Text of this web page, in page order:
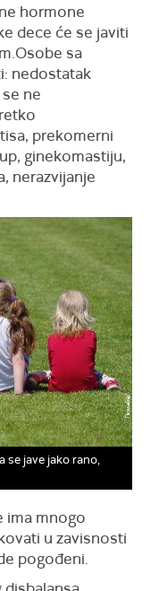
hormone
dece će se javiti
sa
nedostatak
ne
prekomerni
ginekomastiju,
nerazvijanje
se jave jako rano,
ima mnogo
u zavisnosti
pogođeni.